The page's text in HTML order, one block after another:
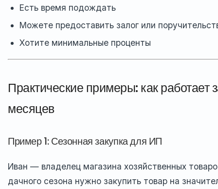
Есть время подождать
Можете предоставить залог или
Хотите минимальные проценты
Практические примеры: как работает
месяцев
Пример 1: Сезонная закупка для ИП
Иван — владелец магазина хозяйственных
дачного сезона нужно закупить товар на